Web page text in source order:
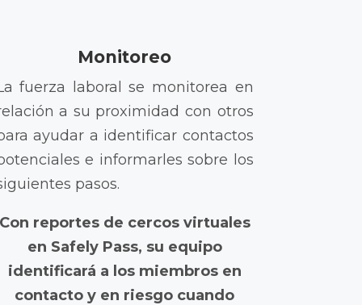
Monitoreo
fuerza laboral se monitorea en
a su proximidad con otros
ayudar a identificar contactos
e informarles sobre los
pasos.
reportes de cercos virtuales
en Safely Pass, su equipo
identificará a los miembros en
contacto y en riesgo cuando